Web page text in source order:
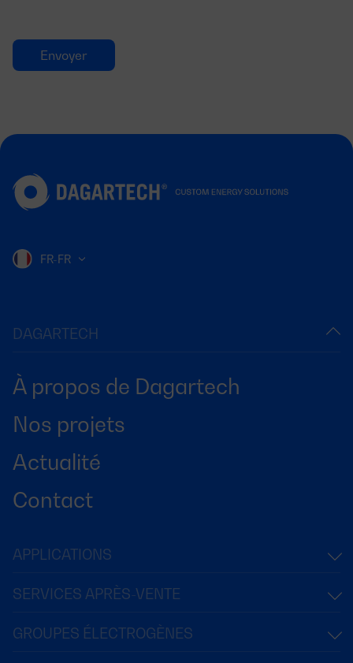
DAGARTECH
À propos de Dagartech
Nos projets
Actualité
Contact
FR-FR
APPLICATIONS
SERVICES APRÈS-VENTE
GROUPES ÉLECTROGÈNES